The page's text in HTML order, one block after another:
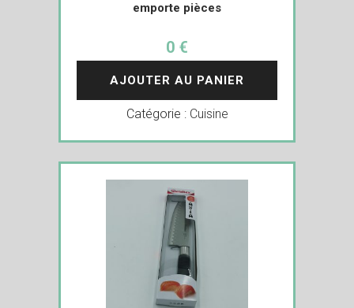
emporte pièces
0 €
AJOUTER AU PANIER
Catégorie : Cuisine